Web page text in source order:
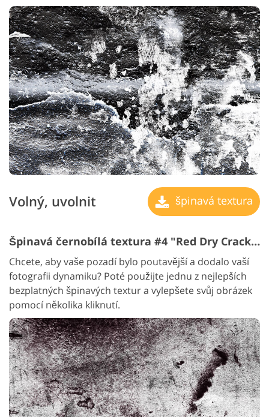
Volný, uvolnit špinavá textura
Špinavá černobílá textura #4 "Red Dry Cracked"
Chcete, aby vaše pozadí bylo poutavější a dodalo vaší
fotografii dynamiku? Poté použijte jednu z nejlepších
bezplatných špinavých textur a vylepšete svůj obrázek
pomocí několika kliknutí.